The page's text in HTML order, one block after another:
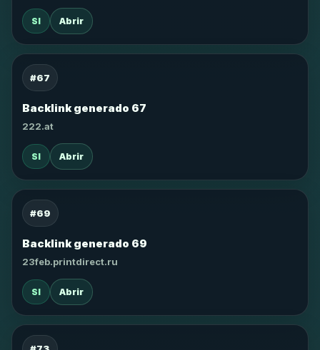
SI Abrir
#67
Backlink generado 67
222.at
SI Abrir
#69
Backlink generado 69
23feb.printdirect.ru
SI Abrir